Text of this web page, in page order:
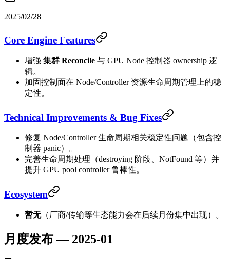
2025/02/28
Core Engine Features
增强 集群 Reconcile 与 GPU Node 控制器 ownership 逻
辑。
加固控制面在 Node/Controller 资源生命周期管理上的稳
定性。
Technical Improvements & Bug Fixes
修复 Node/Controller 生命周期相关稳定性问题（包含控
制器 panic）。
完善生命周期处理（destroying 阶段、NotFound 等）并
提升 GPU pool controller 鲁棒性。
Ecosystem
暂无（厂商/传输等生态能力会在后续月份集中出现）。
月度发布 — 2025-01